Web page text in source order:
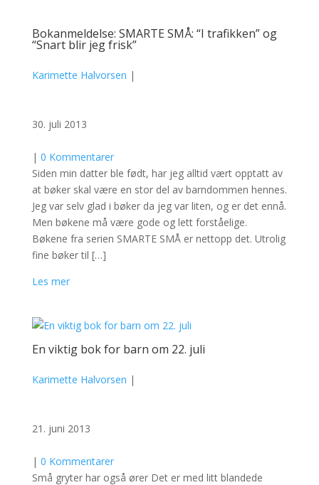
Bokanmeldelse: SMARTE SMÅ: “I trafikken” og
“Snart blir jeg frisk”
Karimette Halvorsen |
30. juli 2013
| 0 Kommentarer
Siden min datter ble født, har jeg alltid vært opptatt av
at bøker skal være en stor del av barndommen hennes.
Jeg var selv glad i bøker da jeg var liten, og er det ennå.
Men bøkene må være gode og lett forståelige.
Bøkene fra serien SMARTE SMÅ er nettopp det. Utrolig
fine bøker til […]
Les mer
En viktig bok for barn om 22. juli
Karimette Halvorsen |
21. juni 2013
| 0 Kommentarer
Små gryter har også ører Det er med litt blandede